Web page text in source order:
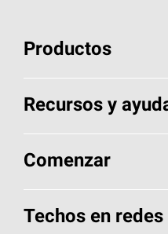
Productos
Elija sus tejas
Encuentre un
Componentes para
Recursos y
Aspectos básicos
Herramientas de
Comenzar
Llame al 1-800-GET-
Techos en